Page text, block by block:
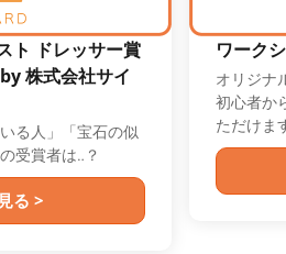
ト ドレッサー賞
株式会社サイ
る人」「宝石の似
受賞者は‥？
る >
ワーク
オリジナ
初心者か
ただけま